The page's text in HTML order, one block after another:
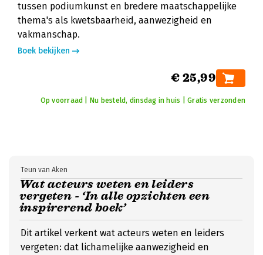
tussen podiumkunst en bredere maatschappelijke
thema's als kwetsbaarheid, aanwezigheid en
vakmanschap.
Boek bekijken
€ 25,99
Op voorraad | Nu besteld, dinsdag in huis | Gratis verzonden
Wat acteurs weten en leiders
vergeten - ‘In alle opzichten een
inspirerend boek’
Teun van Aken
Dit artikel verkent wat acteurs weten en leiders
vergeten: dat lichamelijke aanwezigheid en